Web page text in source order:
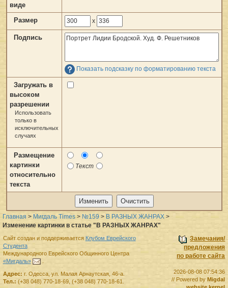
виде
Размер x
Подпись
Показать подсказку по форматированию текста
Загружать в
высоком
разрешении
Использовать
только в
исключительных
случаях
Размещение
картинки
относительно
текста
Текст
Главная > Мигдаль Times > №159 > В РАЗНЫХ ЖАНРАХ >
Изменение картинки в статье "В РАЗНЫХ ЖАНРАХ"
Замечания/
предложения
по работе сайта
2026-08-08 07:54:36
// Powered by Migdal
Сайт создан и поддерживается Клубом Еврейского
Студента
Международного Еврейского Общинного Центра
«Мигдаль»
Адрес: г. Одесса, ул. Малая Арнаутская, 46-а.
Тел.: (+38 048) 770-18-69, (+38 048) 770-18-61